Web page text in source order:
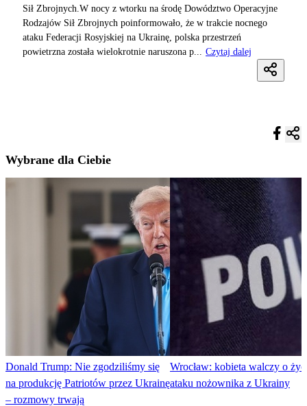
Sił Zbrojnych.W nocy z wtorku na środę Dowództwo Operacyjne
Rodzajów Sił Zbrojnych poinformowało, że w trakcie nocnego
ataku Federacji Rosyjskiej na Ukrainę, polska przestrzeń
powietrzna została wielokrotnie naruszona p...
Czytaj dalej
Wybrane dla Ciebie
Donald Trump: Nie zgodziliśmy się
na produkcję Patriotów przez Ukrainę
– rozmowy trwają
Wrocław: kobieta walczy o
ataku nożownika z Ukrainy